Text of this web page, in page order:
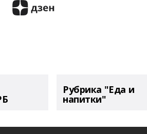
Рубрика "Еда и
напитки"